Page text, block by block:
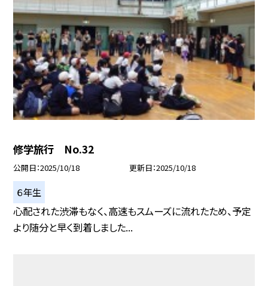
修学旅行 No.32
公開日 2025/10/18 更新日 2025/10/18
６年生
心配された渋滞もなく、高速もスムーズに流れたため、予定
より随分と早く到着しました...